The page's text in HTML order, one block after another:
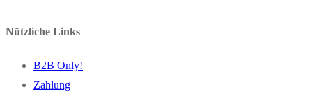
Nützliche Links
B2B Only!
Zahlung